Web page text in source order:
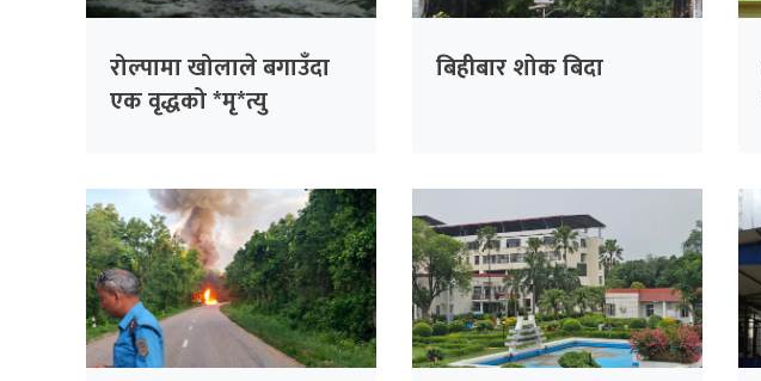
रोल्पामा खोलाले बगाउँदा
एक वृद्धको *मृ*त्यु
बिहीबार शोक बिदा